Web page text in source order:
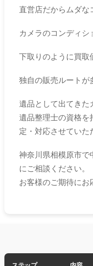
直営店だからムダな
カメラのコンディシ
下取りのように買取
独自の販売ルートが
遺品として出てきた
遺品整理士の資格を
定・対応させていた
神奈川県相模原市で
にご相談ください。
お客様のご期待にお